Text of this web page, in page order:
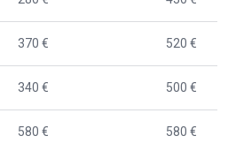
370 € 520 €
340 € 500 €
580 € 580 €